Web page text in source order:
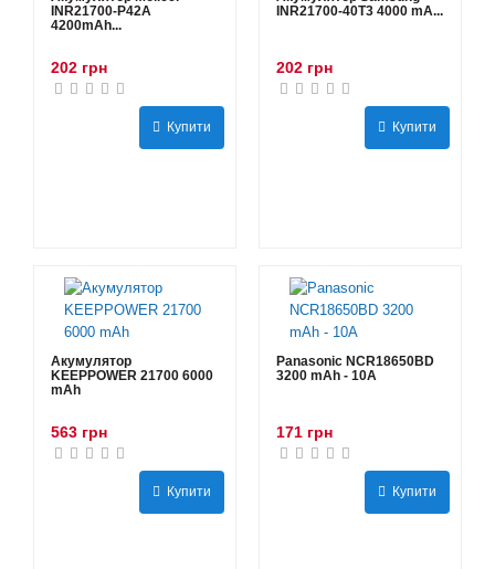
INR21700-P42A
4200mAh...
202 грн
Купити
INR21700-40T3 4000 mA...
202 грн
Купити
Акумулятор
KEEPPOWER 21700 6000
mAh
563 грн
Купити
Panasonic NCR18650BD
3200 mAh - 10А
171 грн
Купити